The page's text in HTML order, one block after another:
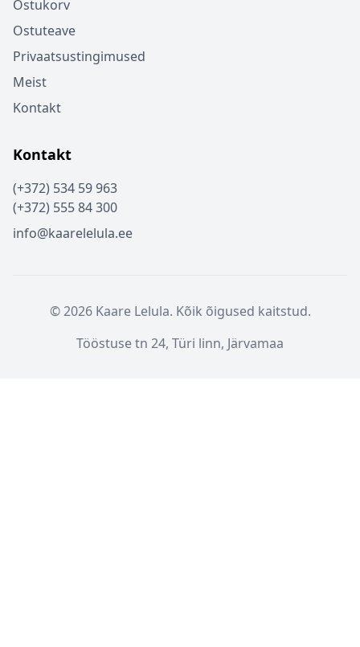
Ostukorv
Ostuteave
Privaatsustingimused
Meist
Kontakt
Kontakt
(+372) 534 59 963
(+372) 555 84 300
info@kaarelelula.ee
© 2026 Kaare Lelula. Kõik õigused kaitstud.
Tööstuse tn 24, Türi linn, Järvamaa